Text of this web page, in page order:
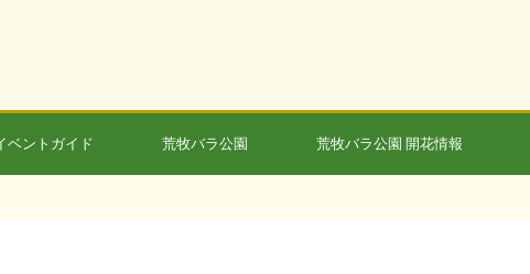
ベントガイド 荒牧バラ公園 荒牧バラ公園 開花情報